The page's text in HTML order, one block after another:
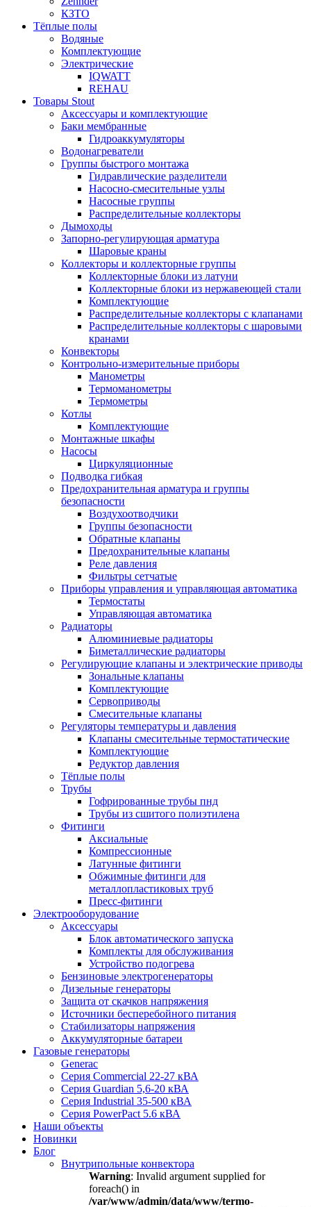
КЗТО
Тёплые полы
Водяные
Комплектующие
Электрические
IQWATT
REHAU
Товары Stout
Аксессуары и комплектующие
Баки мембранные
Гидроаккумуляторы
Водонагреватели
Группы быстрого монтажа
Гидравлические разделители
Насосно-смесительные узлы
Насосные группы
Распределительные коллекторы
Дымоходы
Запорно-регулирующая арматура
Шаровые краны
Коллекторы и коллекторные группы
Коллекторные блоки из латуни
Коллекторные блоки из нержавеющей стали
Комплектующие
Распределительные коллекторы с клапанами
Распределительные коллекторы с шаровыми
кранами
Конвекторы
Контрольно-измерительные приборы
Манометры
Термоманометры
Термометры
Котлы
Комплектующие
Монтажные шкафы
Насосы
Циркуляционные
Подводка гибкая
Предохранительная арматура и группы
безопасности
Воздухоотводчики
Группы безопасности
Обратные клапаны
Предохранительные клапаны
Реле давления
Фильтры сетчатые
Приборы управления и управляющая автоматика
Термостаты
Управляющая автоматика
Радиаторы
Алюминиевые радиаторы
Биметаллические радиаторы
Регулирующие клапаны и электрические приводы
Зональные клапаны
Комплектующие
Сервоприводы
Смесительные клапаны
Регуляторы температуры и давления
Клапаны смесительные термостатические
Комплектующие
Редуктор давления
Тёплые полы
Трубы
Гофрированные трубы пнд
Трубы из сшитого полиэтилена
Фитинги
Аксиальные
Компрессионные
Латунные фитинги
Обжимные фитинги для
металлопластиковых труб
Пресс-фитинги
Электрооборудование
Аксессуары
Блок автоматического запуска
Комплекты для обслуживания
Устройство подогрева
Бензиновые электрогенераторы
Дизельные генераторы
Защита от скачков напряжения
Источники бесперебойного питания
Стабилизаторы напряжения
Аккумуляторные батареи
Газовые генераторы
Generac
Серия Commercial 22-27 кВА
Серия Guardian 5,6-20 кВА
Серия Industrial 35-500 кВА
Серия PowerPact 5.6 кВА
Наши объекты
Новинки
Блог
Внутрипольные конвектора
Warning: Invalid argument supplied for
foreach() in
/var/www/admin/data/www/termo-